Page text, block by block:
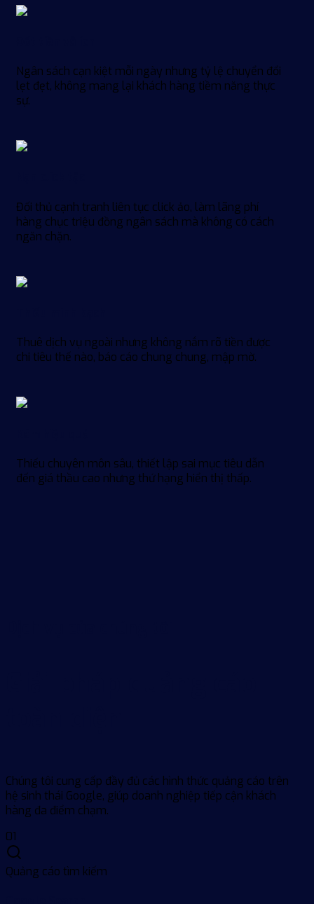
Ngân sách cạn kiệt mỗi ngày nhưng tỷ lệ chuyển đổi
lẹt đẹt, không mang lại khách hàng tiềm năng thực
sự.
Đối thủ cạnh tranh liên tục click ảo, làm lãng phí
hàng chục triệu đồng ngân sách mà không có cách
ngăn chặn.
Thuê dịch vụ ngoài nhưng không nắm rõ tiền được
chi tiêu thế nào, báo cáo chung chung, mập mờ.
Thiếu chuyên môn sâu, thiết lập sai mục tiêu dẫn
đến giá thầu cao nhưng thứ hạng hiển thị thấp.
Chúng tôi cung cấp đầy đủ các hình thức quảng cáo trên
hệ sinh thái Google, giúp doanh nghiệp tiếp cận khách
hàng đa điểm chạm.
01
Quảng cáo tìm kiếm